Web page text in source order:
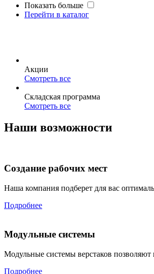
Показать больше
Перейти в каталог
Акции
Смотреть все
Складская программа
Смотреть все
Наши возможности
Создание рабочих мест
Наша компания подберет для вас
Подробнее
Модульные системы
Модульные системы верстаков позволяют
Подробнее